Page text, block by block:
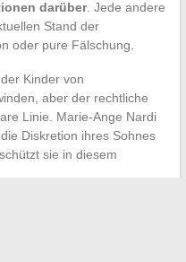
darüber. Jede andere
Stand der
oder pure Fälschung.
Kinder von
aber der rechtliche
Linie. Marie-Ange Nardi
Diskretion ihres Sohnes
sie in diesem